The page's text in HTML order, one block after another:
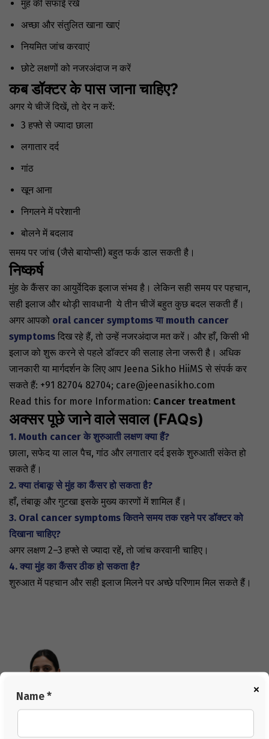
मुंह की सफाई रखें
अच्छा और संतुलित खाना खाएं
नियमित जांच करवाएं
छोटे लक्षणों को नजरअंदाज न करें
कब डॉक्टर के पास जाना चाहिए?
अगर ये चीजें दिखें, तो देर न करें:
3 हफ्ते से ज्यादा छाला
लगातार दर्द
गांठ
खून आना
निगलने में परेशानी
बोलने में बदलाव
समय पर जांच (जैसे बायोप्सी) बहुत फर्क डाल सकती है।
निष्कर्ष
मुंह के कैंसर का आयुर्वेदिक इलाजसंभव है। लेकिन सही समय पर पहचान,
सही इलाज और थोड़ी सावधानी ये तीन चीजें बहुत कुछ बदल सकती हैं।
अगर आपको oral cancer symptoms या mouth cancer
symptoms दिख रहे हैं, तो उन्हें नजरअंदाज मत करें। और हाँ, किसी भी
इलाज को शुरू करने से पहले डॉक्टर की सलाह लेना जरूरी है। अधिक
जानकारी या मार्गदर्शन के लिए आप Jeena Sikho HiiMS से संपर्क कर
सकते हैं: +91 82704 82704; care@jeenasikho.com
Read this for more Information: Cancer treatment
अक्सर पूछे जाने वाले सवाल (FAQs)
1. Mouth cancer के शुरुआती लक्षण क्या हैं?
छाला, सफेद या लाल पैच, गांठ और लगातार दर्द इसके शुरुआती संकेत हो
सकते हैं।
2. क्या तंबाकू से मुंह का कैंसर हो सकता है?
हाँ, तंबाकू और गुटखा इसके मुख्य कारणों में शामिल हैं।
3. Oral cancer symptoms कितने समय तक रहने पर डॉक्टर को
दिखाना चाहिए?
अगर लक्षण 2–3 हफ्ते से ज्यादा रहें, तो जांच करवानी चाहिए।
4. क्या मुंह का कैंसर ठीक हो सकता है?
शुरुआत में पहचान और सही इलाज मिलने पर अच्छे परिणाम मिल सकते हैं।
Author:Dr Neha Sharma
×
Name *